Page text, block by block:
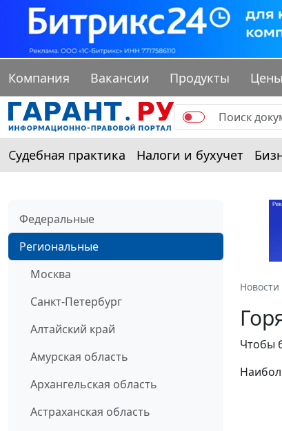
Компания Вакансии Продукты Цены
Судебная практика Налоги и бухучет
Федеральные
Региональные
Москва
Санкт-Петербург
Алтайский край
Амурская область
Архангельская область
Астраханская область
Чтобы